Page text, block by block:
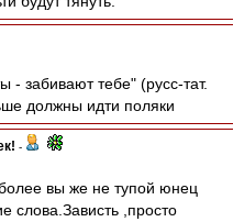
- забивают тебе" (русс-тат.
должны идти поляки
-
более вы же не тупой юнец
слова.Зависть ,просто